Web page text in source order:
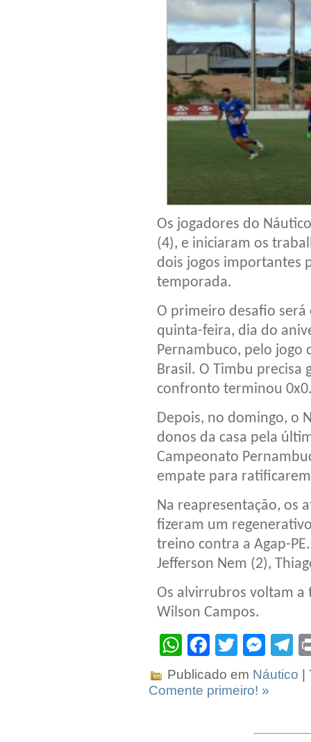
Os jogadores do
(4), e iniciaram os
dois jogos importantes
temporada.
O primeiro desafio será
quinta-feira, dia do
Pernambuco, pelo jogo
Brasil. O Timbu precisa
confronto terminou
Depois, no domingo, o
donos da casa pela
Campeonato
empate para
Na reapresentação, os
fizeram um
treino contra a Agap-
Jefferson Nem (2),
Os alvirrubros voltam a
Wilson Campos.
WhatsApp
Facebook
Twitter
Publicado em Náutico |
Comente primeiro! »